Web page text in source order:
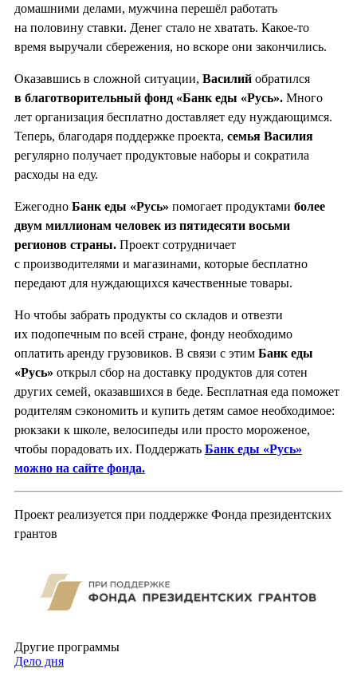
домашними делами, мужчина перешёл работать
на половину ставки. Денег стало не хватать. Какое-то
время выручали сбережения, но вскоре они закончились.
Оказавшись в сложной ситуации, Василий обратился
в благотворительный фонд «Банк еды «Русь». Много
лет организация бесплатно доставляет еду нуждающимся.
Теперь, благодаря поддержке проекта, семья Василия
регулярно получает продуктовые наборы и сократила
расходы на еду.
Ежегодно Банк еды «Русь» помогает продуктами более
двум миллионам человек из пятидесяти восьми
регионов страны. Проект сотрудничает
с производителями и магазинами, которые бесплатно
передают для нуждающихся качественные товары.
Но чтобы забрать продукты со складов и отвезти
их подопечным по всей стране, фонду необходимо
оплатить аренду грузовиков. В связи с этим Банк еды
«Русь» открыл сбор на доставку продуктов для сотен
других семей, оказавшихся в беде. Бесплатная еда поможет
родителям сэкономить и купить детям самое необходимое:
рюкзаки к школе, велосипеды или просто мороженое,
чтобы порадовать их. Поддержать Банк еды «Русь»
можно на сайте фонда.
Проект реализуется при поддержке Фонда президентских
грантов
Другие программы
Дело дня